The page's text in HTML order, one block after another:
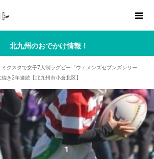
北九州のおでかけ情報！
ミクスタで女子7人制ラグビー「ウィメンズセブンズシリー
き2年連続【北九州市小倉北区】